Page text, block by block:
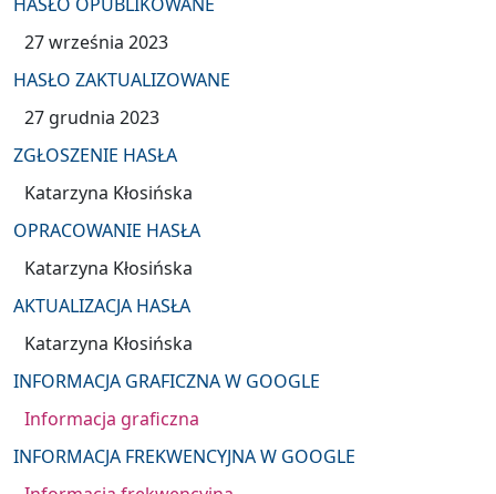
27 września 2023
HASŁO ZAKTUALIZOWANE
27 grudnia 2023
ZGŁOSZENIE HASŁA
Katarzyna Kłosińska
OPRACOWANIE HASŁA
Katarzyna Kłosińska
AKTUALIZACJA HASŁA
Katarzyna Kłosińska
INFORMACJA GRAFICZNA W GOOGLE
Informacja graficzna
INFORMACJA FREKWENCYJNA W GOOGLE